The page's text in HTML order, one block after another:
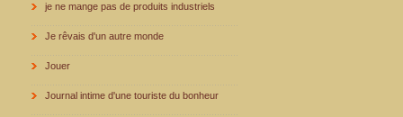
je ne mange pas de produits industriels
Je rêvais d'un autre monde
Jouer
Journal intime d'une touriste du bonheur